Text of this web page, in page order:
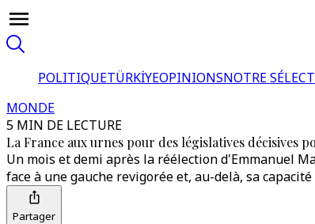
POLITIQUETÜRKİYEOPINIONSNOTRE
MONDE
5 MIN DE LECTURE
La France aux urnes pour des législatives décisives
Un mois et demi après la réélection d'Emmanuel
face à une gauche revigorée et, au-delà, sa
Partager